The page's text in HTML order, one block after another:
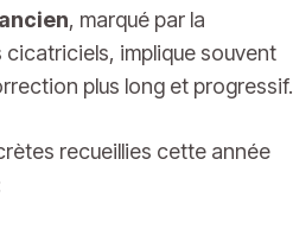
, marqué par la
cicatriciels, implique souvent
plus long et progressif.
recueillies cette année